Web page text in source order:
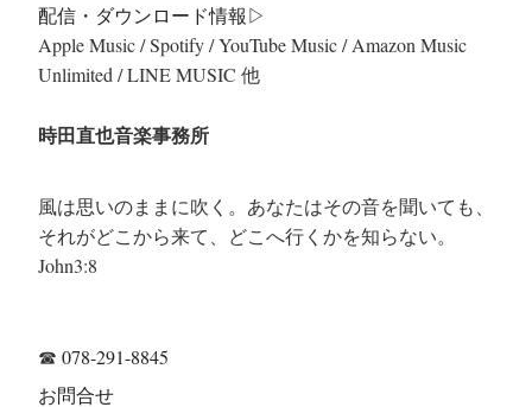
配信・ダウンロード情報▷
Apple Music / Spotify / YouTube Music / Amazon Music
Unlimited / LINE MUSIC 他
時田直也音楽事務所
風は思いのままに吹く。あなたはその音を聞いても、
それがどこから来て、どこへ行くかを知らない。
John3:8
☎ 078-291-8845
お問合せ